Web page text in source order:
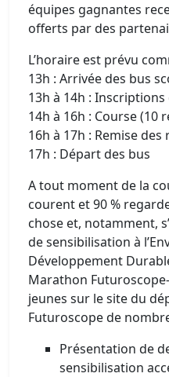
équipes gagnantes
offerts par des
L’horaire est prévu
13h : Arrivée des bus
13h à 14h :
14h à 16h : Course (10
16h à 17h : Remise
17h : Départ des bus
A tout moment de la
courent et 90 %
chose et, notamment,
de sensibilisation à
Développement
Marathon
jeunes sur le site du
Futuroscope de
Présentation de
sensibilisation